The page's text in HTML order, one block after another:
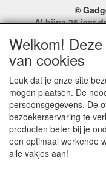
©
Al bijna 25 jaar
Site Name,
another website, or
our
For more
Welkom!
van cookies
Leuk dat je onze site
mogen plaatsen. De
persoonsgegevens. De
bezoekerservaring te
producten beter bij je
een optimaal werkende
alle vakjes aan!